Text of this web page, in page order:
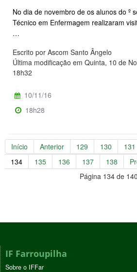
No dia de novembro de os alunos do º
Técnico em Enfermagem realizaram
…
Escrito por Ascom Santo Ângelo
Última modificação em Quinta, 10 de
18h32
10/11/16
18h28
Início Anterior 129 130 131
134
135 136 137 138
Página 134 de 140
IF Farroupilha
Sobre o IFFar